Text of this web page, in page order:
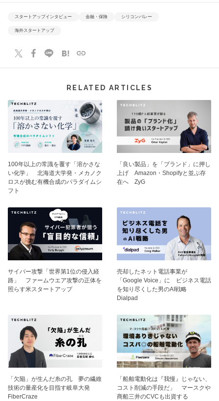
スタートアップインタビュー 金融・保険 シリコンバレー
海外スタートアップ
RELATED ARTICLES
100年以上の常識を覆す「溶かさな
い化学」 北海道大学発・メカノク
ロスが挑む有機合成のパラダイムシ
フト
「良い製品」を「ブランド」に押し
上げ Amazon・Shopifyと並ぶ存
在へ ZyG
サイバー攻撃「世界第1位の侵入経
路」 ファームウエア攻撃の正体を
照らす米スタートアップ
売却したネット電話事業が
「Google Voice」に ビジネス電話
を知り尽くした男のAI戦略
Dialpad
「欠陥」が生んだ糸の孔 夢の繊維
技術の量産化を目指す岐阜大発
FiberCraze
「船舶電動化は『我慢』じゃない、
コスト削減の手段だ」 マースクや
商船三井のCVCも出資する